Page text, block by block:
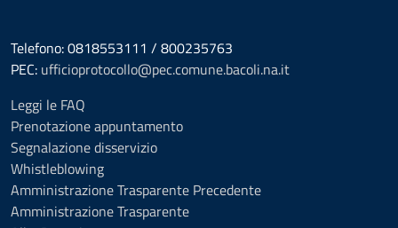
Telefono: 0818553111 / 800235763
PEC: ufficioprotocollo@pec.comune.bacoli.na.it
Leggi le FAQ
Prenotazione appuntamento
Segnalazione disservizio
Whistleblowing
Amministrazione Trasparente Precedente
Amministrazione Trasparente